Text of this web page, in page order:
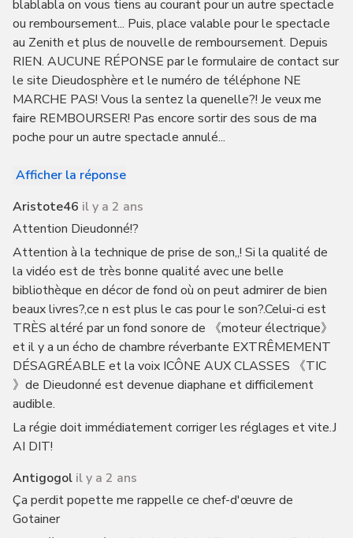
blablabla on vous tiens au courant pour un autre spectacle
ou remboursement... Puis, place valable pour le spectacle
au Zenith et plus de nouvelle de remboursement. Depuis
RIEN. AUCUNE RÉPONSE par le formulaire de contact sur
le site Dieudosphère et le numéro de téléphone NE
MARCHE PAS! Vous la sentez la quenelle?! Je veux me
faire REMBOURSER! Pas encore sortir des sous de ma
poche pour un autre spectacle annulé...
Afficher la réponse
Aristote46 il y a 2 ans
Attention Dieudonné!?
Attention à la technique de prise de son,,! Si la qualité de
la vidéo est de très bonne qualité avec une belle
bibliothèque en décor de fond où on peut admirer de bien
beaux livres?,ce n est plus le cas pour le son?.Celui-ci est
TRÈS altéré par un fond sonore de 《moteur électrique》
et il y a un écho de chambre réverbante EXTRÊMEMENT
DÉSAGRÉABLE et la voix ICÔNE AUX CLASSES 《TIC
》de Dieudonné est devenue diaphane et difficilement
audible.
La régie doit immédiatement corriger les réglages et vite.J
AI DIT!
Antigogol il y a 2 ans
Ça perdit popette me rappelle ce chef-d'œuvre de
Gotainer